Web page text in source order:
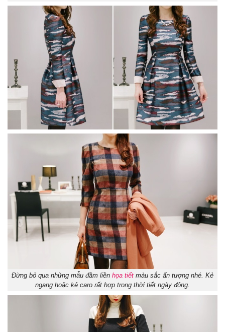
Đừng bỏ qua những mẫu đầm liền họa tiết màu sắc ấn tượng nhé. Kẻ
ngang hoặc kẻ caro rất hợp trong thời tiết ngày đông.